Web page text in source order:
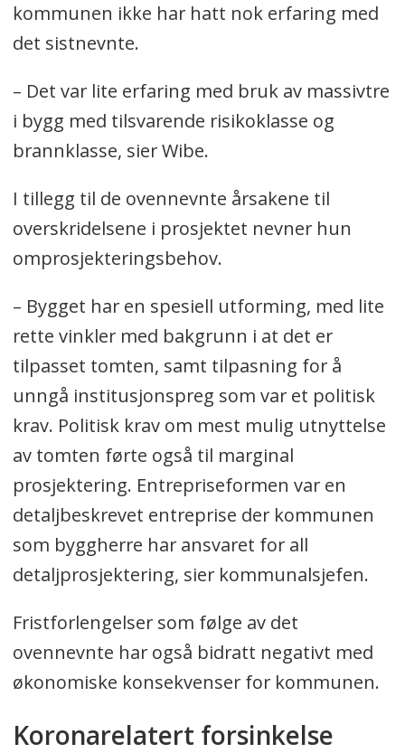
kommunen ikke har hatt nok erfaring med
det sistnevnte.
– Det var lite erfaring med bruk av massivtre
i bygg med tilsvarende risikoklasse og
brannklasse, sier Wibe.
I tillegg til de ovennevnte årsakene til
overskridelsene i prosjektet nevner hun
omprosjekteringsbehov.
– Bygget har en spesiell utforming, med lite
rette vinkler med bakgrunn i at det er
tilpasset tomten, samt tilpasning for å
unngå institusjonspreg som var et politisk
krav. Politisk krav om mest mulig utnyttelse
av tomten førte også til marginal
prosjektering. Entrepriseformen var en
detaljbeskrevet entreprise der kommunen
som byggherre har ansvaret for all
detaljprosjektering, sier kommunalsjefen.
Fristforlengelser som følge av det
ovennevnte har også bidratt negativt med
økonomiske konsekvenser for kommunen.
Koronarelatert forsinkelse